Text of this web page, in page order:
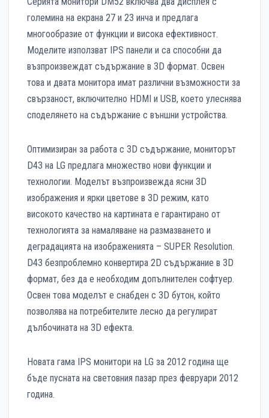
големина на екрана 27 и 23 инча и предлага
многообразие от функции и висока ефективност.
Моделите използват IPS панели и са способни да
възпроизвеждат съдържание в 3D формат. Освен
това и двата монитора имат различни възможности за
свързаност, включително HDMI и USB, което улеснява
споделянето на съдържание с външни устройства.
Оптимизиран за работа с 3D съдържание, мониторът
D43 на LG предлага множество нови функции и
технологии. Моделът възпроизвежда ясни 3D
изображения и ярки цветове в 3D режим, като
високото качество на картината е гарантирано от
технологията за намаляване на размазването и
деградацията на изображенията – SUPER Resolution.
D43 безпроблемно конвертира 2D съдържание в 3D
формат, без да е необходим допълнителен софтуер.
Освен това моделът е снабден с 3D бутон, който
позволява на потребителите лесно да регулират
дълбочината на 3D ефекта.
Новата гама IPS монитори на LG за 2012 година ще
бъде пусната на световния пазар през февруари 2012
година.